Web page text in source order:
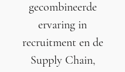
gecombineerde
ervaring in
recruitment en de
Supply Chain,